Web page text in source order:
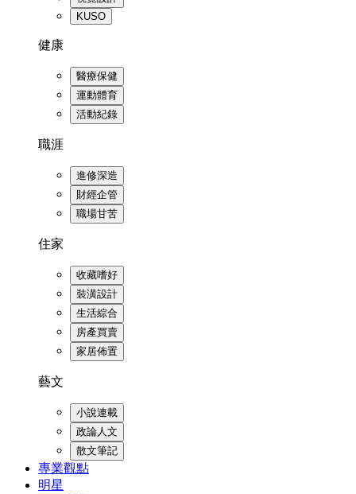
KUSO
健康
醫療保健
運動體育
活動紀錄
職涯
進修深造
財經企管
職場甘苦
住家
收藏嗜好
裝潢設計
生活綜合
房產買賣
家居佈置
藝文
小說連載
政論人文
散文筆記
專業觀點
明星